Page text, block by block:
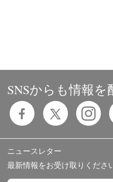
SNSからも情報
ニュースレター
最新情報をお受け取りくださ